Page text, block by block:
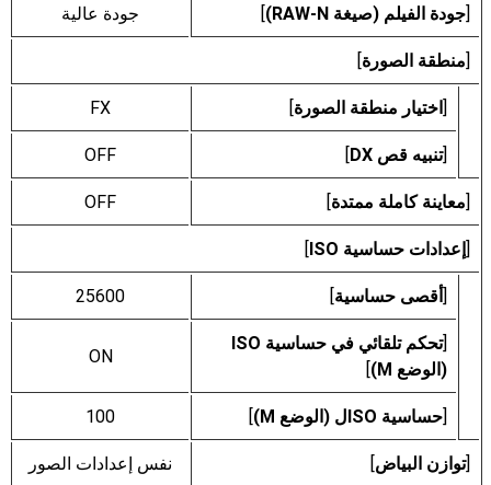
[جودة الفيلم (صيغة RAW-N) ] جودة عالية
[منطقة الصورة]
[اختيار منطقة الصورة]
FX
[تنبيه قص DX ]
OFF
[معاينة كاملة ممتدة]
OFF
[إعدادات حساسية ISO ]
[أقصى حساسية]
25600
[
تحكم تلقائي في حساسية ISO
(الوضع M)
]
ON
[حساسية ISOل (الوضع M) ]
100
[توازن البياض] نفس إعدادات الصور